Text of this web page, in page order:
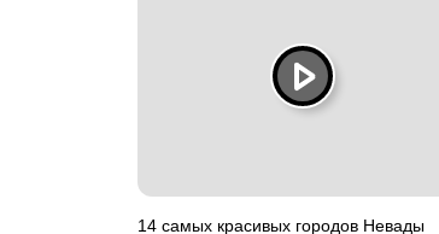
14 самых красивых городов Невады